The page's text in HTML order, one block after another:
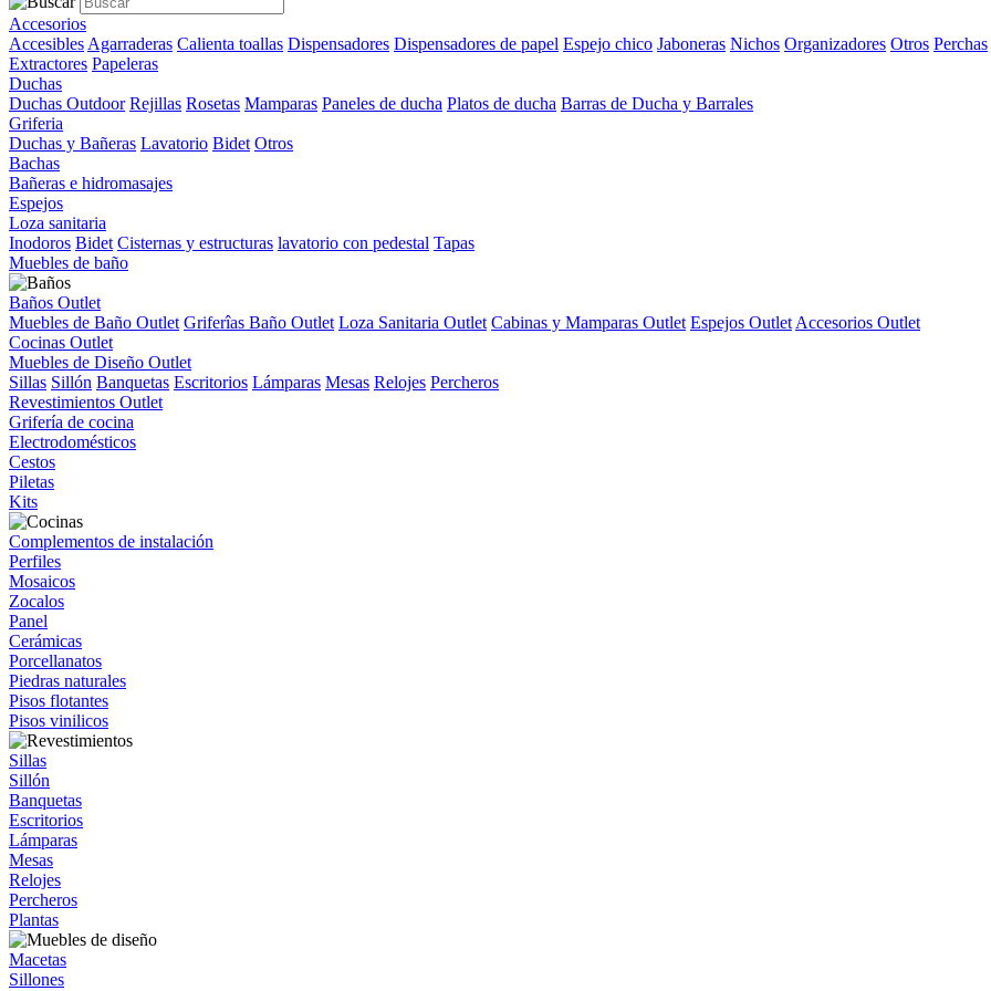
Accesorios
Accesibles Agarraderas Calienta toallas Dispensadores Dispensadores de papel Espejo chico Jaboneras Nichos Organizadores Otros Perchas
Extractores Papeleras
Duchas
Duchas Outdoor Rejillas Rosetas Mamparas Paneles de ducha Platos de ducha Barras de Ducha y Barrales
Griferia
Duchas y Bañeras Lavatorio Bidet Otros
Bachas
Bañeras e hidromasajes
Espejos
Loza sanitaria
Inodoros Bidet Cisternas y estructuras lavatorio con pedestal Tapas
Muebles de baño
Baños Outlet
Muebles de Baño Outlet Griferîas Baño Outlet Loza Sanitaria Outlet Cabinas y Mamparas Outlet Espejos Outlet Accesorios Outlet
Cocinas Outlet
Muebles de Diseño Outlet
Sillas Sillón Banquetas Escritorios Lámparas Mesas Relojes Percheros
Revestimientos Outlet
Grifería de cocina
Electrodomésticos
Cestos
Piletas
Kits
Complementos de instalación
Perfiles
Mosaicos
Zocalos
Panel
Cerámicas
Porcellanatos
Piedras naturales
Pisos flotantes
Pisos vinilicos
Sillas
Sillón
Banquetas
Escritorios
Lámparas
Mesas
Relojes
Percheros
Plantas
Macetas
Sillones